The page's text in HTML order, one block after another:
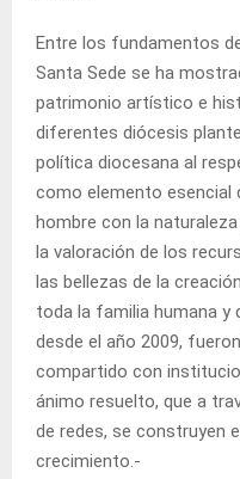
Entre los fundamentos
Santa Sede se ha
patrimonio artístico e
diferentes diócesis
política diocesana al
como elemento esencial
hombre con la
la valoración de los
las bellezas de la
toda la familia humana y
desde el año 2009,
compartido con
ánimo resuelto, que a
de redes, se construyen
crecimiento.-